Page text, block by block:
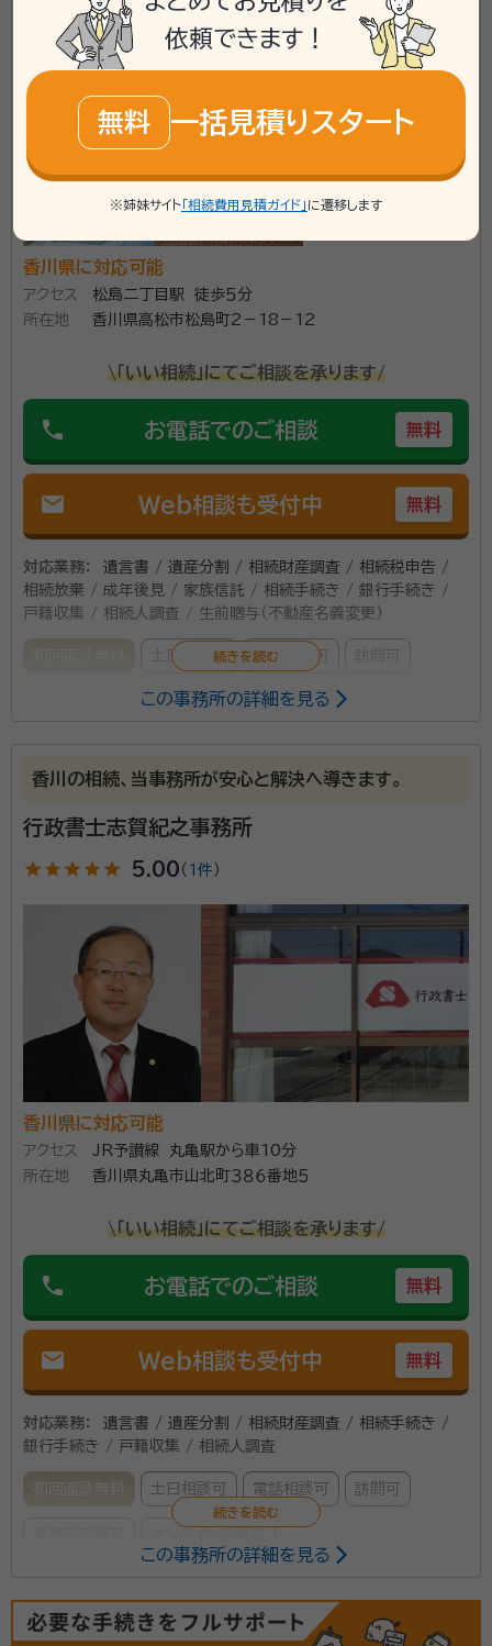
行政書士たけうち_おふぃす
香川県に対応可能
アクセス
松島二丁目駅 徒歩５分
所在地
香川県高松市松島町2－18－12
\「いい相続」にてご相談を承ります/
phone お電話でのご相談 無料
mail Web相談も受付中 無料
対応業務：
遺言書 / 遺産分割 / 相続財産調査 / 相続税申告 /
相続放棄 / 成年後見 / 家族信託 / 相続手続き / 銀行手続き /
戸籍収集 / 相続人調査 / 生前贈与（不動産名義変更）
土日相談可 電話相談可 訪問可
オンライン面談可
技能士
言執行等の相続手続きに関してご支援いたします。 遺
言書の作成に関しては、戸籍等の収集により相続人を確
定し、遺留分に配慮した揉めない遺言書作成のご支援を
行います。 遺産分割協議に関しては、公平・中立な立場
で遺産分割協議書の作成を行います。 ・宅地建物取引士
として 相続不動産に関する問題や手続きについてご支
援いたします。相続登記も義務化されることになり、相
続財産の登記等の確認も必要となります。相続時の財産
として、不動産は大きなウェイトを占める財産です。適切
に評価して、適切に相続できるようご支援いたします。
事に引き継ぐための生前対策についてご支援いたしま
す。分けやすい財産にするための対策、財産を引き継ぐ
側の負担を減らすための対策についてご支援いたしま
す。
資格等：行政書士、宅地建物取引士、1級FP技能士
香川県行政書士会、日本FP協会、公益社団法人コスモス
成年後見サポートセンター
この事務所の詳細を見る
香川の相続、当事務所が安心と解決へ導きます。
行政書士志賀紀之事務所
star star star star star 5.00 （ 1件 ）
香川県に対応可能
アクセス
JR予讃線 丸亀駅から車10分
所在地
香川県丸亀市山北町３８６番地５
\「いい相続」にてご相談を承ります/
phone お電話でのご相談 無料
mail Web相談も受付中 無料
対応業務：
遺言書 / 遺産分割 / 相続財産調査 / 相続手続き /
銀行手続き / 戸籍収集 / 相続人調査
初回面談無料 土日相談可 電話相談可 訪問可
志賀紀之（しがのりゆき）
行政書士、（一社）終活協議会 終活ガイド
この事務所の詳細を見る
依頼できます！
無料 一括見積りスタート
※姉妹サイト 「相続費用見積ガイド」 に遷移します